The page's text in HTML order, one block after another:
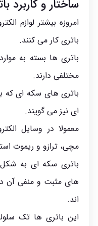
ساختار و کاربرد
امروزه بیشتر لوازم
باتری کار می کنند.
باتری ها بسته به
مختلفی دارند.
باتری های سکه ای که
ای نیز می گویند.
معمولا در وسایل
مچی، ترازو و ریموت
باتری سکه ای به
های مثبت و منفی آن
اند.
این باتری ها تک